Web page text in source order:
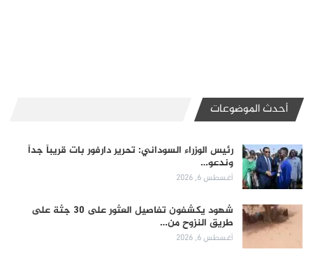
أحدث الموضوعات
رئيس الوزراء السوداني: تحرير دارفور بات قريباً جداً
وندعو…
أغسطس 6, 2026
شهود يكشفون تفاصيل العثور على 30 جثة على
طريق النزوح من…
أغسطس 6, 2026